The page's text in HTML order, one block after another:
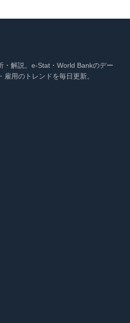
・解説。e-Stat・World Bankのデー
用のトレンドを毎日更新。